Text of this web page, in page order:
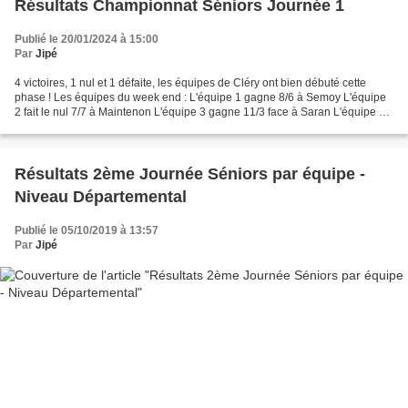
Résultats Championnat Séniors Journée 1
Publié le 20/01/2024 à 15:00
Par Jipé
4 victoires, 1 nul et 1 défaite, les équipes de Cléry ont bien débuté cette
phase ! Les équipes du week end : L'équipe 1 gagne 8/6 à Semoy L'équipe
2 fait le nul 7/7 à Maintenon L'équipe 3 gagne 11/3 face à Saran L'équipe 4
Résultats 2ème Journée Séniors par équipe -
Niveau Départemental
Publié le 05/10/2019 à 13:57
Par Jipé